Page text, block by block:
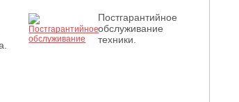
Постгарантийное
обслуживание
техники.